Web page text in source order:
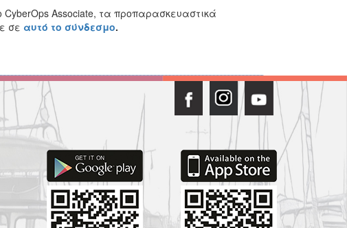
Associate, τα προπαρασκευαστικά
σε αυτό το σύνδεσμο.